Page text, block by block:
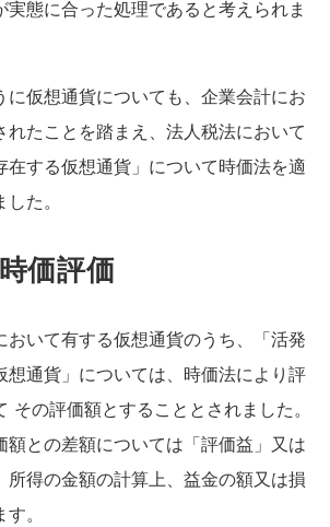
実態に合った処理であると考えられま
に仮想通貨についても、企業会計にお
れたことを踏まえ、法人税法において
在する仮想通貨」について時価法を適
た。
価評価
おいて有する仮想通貨のうち、「活発
想通貨」については、時価法により評
その評価額とすることとされました。
額との差額については「評価益」又は
所得の金額の計算上、益金の額又は損
。